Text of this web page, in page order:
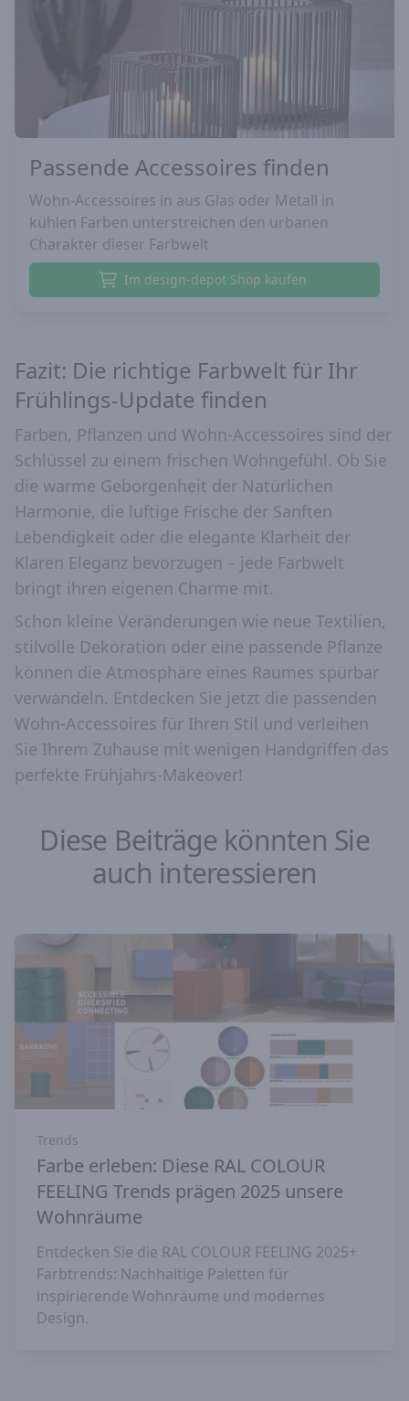
Passende Accessoires finden
Wohn-Accessoires in aus Glas oder Metall in
kühlen Farben unterstreichen den urbanen
Charakter dieser Farbwelt
Im design-depot Shop kaufen
Fazit: Die richtige Farbwelt für Ihr
Frühlings-Update finden
Farben, Pflanzen und Wohn-Accessoires sind der
Schlüssel zu einem frischen Wohngefühl. Ob Sie
die warme Geborgenheit der Natürlichen
Harmonie, die luftige Frische der Sanften
Lebendigkeit oder die elegante Klarheit der
Klaren Eleganz bevorzugen – jede Farbwelt
bringt ihren eigenen Charme mit.
Schon kleine Veränderungen wie neue Textilien,
stilvolle Dekoration oder eine passende Pflanze
können die Atmosphäre eines Raumes spürbar
verwandeln. Entdecken Sie jetzt die passenden
Wohn-Accessoires für Ihren Stil und verleihen
Sie Ihrem Zuhause mit wenigen Handgriffen das
perfekte Frühjahrs-Makeover!
Diese Beiträge könnten Sie
auch interessieren
Trends
Farbe erleben: Diese RAL COLOUR
FEELING Trends prägen 2025 unsere
Wohnräume
Entdecken Sie die RAL COLOUR FEELING 2025+
Farbtrends: Nachhaltige Paletten für
inspirierende Wohnräume und modernes
Design.